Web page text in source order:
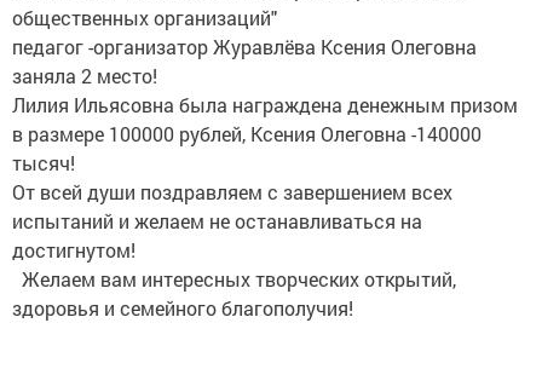
общественных организаций"
педагог -организатор Журавлёва Ксения Олеговна
заняла 2 место!
Лилия Ильясовна была награждена денежным призом
в размере 100000 рублей, Ксения Олеговна -140000
тысяч!
От всей души поздравляем с завершением всех
испытаний и желаем не останавливаться на
достигнутом!
Желаем вам интересных творческих открытий,
здоровья и семейного благополучия!